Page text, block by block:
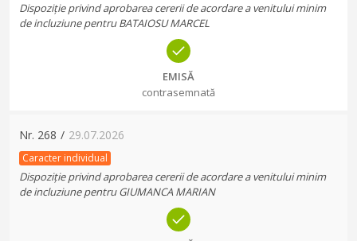
Dispoziție privind aprobarea cererii de acordare a venitului minim
de incluziune pentru BATAIOSU MARCEL
EMISĂ
contrasemnată
Nr. 268 / 29.07.2026
Caracter individual
Dispoziție privind aprobarea cererii de acordare a venitului minim
de incluziune pentru GIUMANCA MARIAN